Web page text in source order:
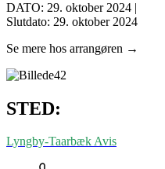
DATO: 29. oktober 2024 |
Slutdato: 29. oktober 2024
Se mere hos arrangøren →
STED:
Lyngby-TaarbækAvis